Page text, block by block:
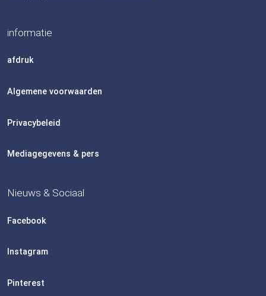
informatie
afdruk
Algemene voorwaarden
Privacybeleid
Mediagegevens & pers
Nieuws & Sociaal
Facebook
Instagram
Pinterest